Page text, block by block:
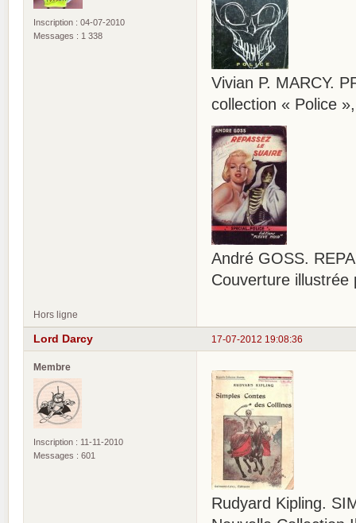
Inscription : 04-07-2010
Messages : 1 338
Vivian P. MARCY.
collection « Police
André GOSS.
Couverture illustrée
Hors ligne
17-07-2012 19:08:36
Lord Darcy
Membre
Inscription : 11-11-2010
Messages : 601
Rudyard Kipling.